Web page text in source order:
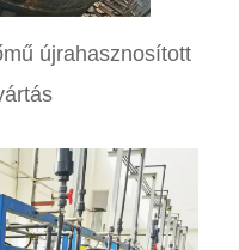
újrahasznosított